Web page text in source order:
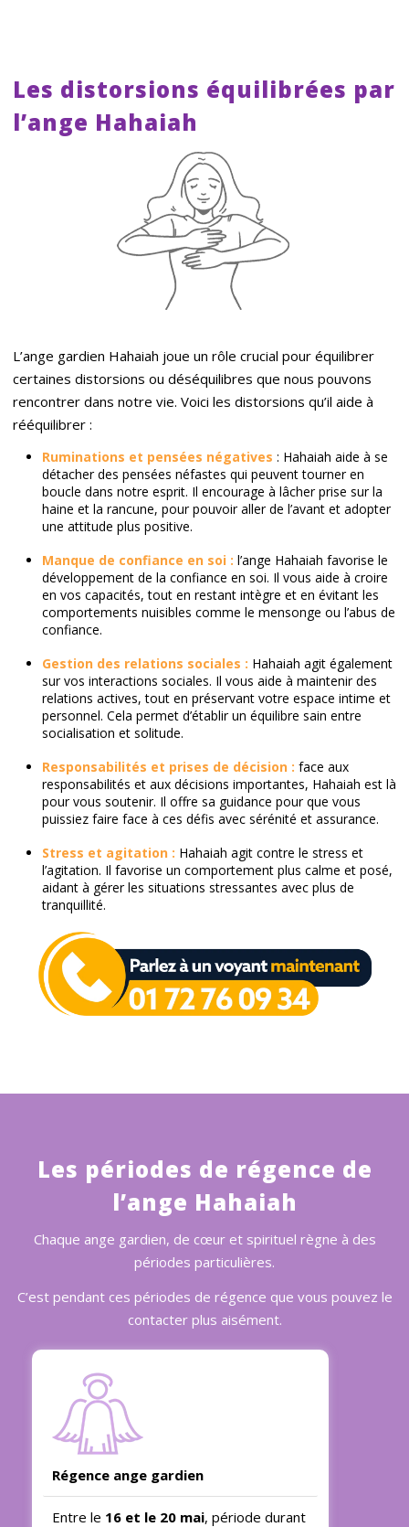
Les distorsions équilibrées par
l’ange Hahaiah
L’ange gardien Hahaiah joue un rôle crucial pour équilibrer
certaines distorsions ou déséquilibres que nous pouvons
rencontrer dans notre vie. Voici les distorsions qu’il aide à
rééquilibrer :
Ruminations et pensées négatives : Hahaiah aide à se
détacher des pensées néfastes qui peuvent tourner en
boucle dans notre esprit. Il encourage à lâcher prise sur la
haine et la rancune, pour pouvoir aller de l’avant et adopter
une attitude plus positive.
Manque de confiance en soi : l’ange Hahaiah favorise le
développement de la confiance en soi. Il vous aide à croire
en vos capacités, tout en restant intègre et en évitant les
comportements nuisibles comme le mensonge ou l’abus de
confiance.
Gestion des relations sociales : Hahaiah agit également
sur vos interactions sociales. Il vous aide à maintenir des
relations actives, tout en préservant votre espace intime et
personnel. Cela permet d’établir un équilibre sain entre
socialisation et solitude.
Responsabilités et prises de décision : face aux
responsabilités et aux décisions importantes, Hahaiah est là
pour vous soutenir. Il offre sa guidance pour que vous
puissiez faire face à ces défis avec sérénité et assurance.
Stress et agitation : Hahaiah agit contre le stress et
l’agitation. Il favorise un comportement plus calme et posé,
aidant à gérer les situations stressantes avec plus de
tranquillité.
Les périodes de régence de
l’ange Hahaiah
Chaque ange gardien, de cœur et spirituel règne à des
périodes particulières.
C’est pendant ces périodes de régence que vous pouvez le
contacter plus aisément.
Régence ange gardien
Entre le 16 et le 20 mai, période durant